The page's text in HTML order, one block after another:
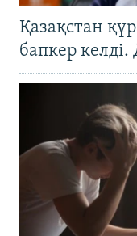
Қазақстан
бапкер